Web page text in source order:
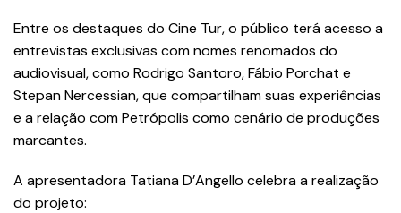
Entre os destaques do Cine Tur, o público terá acesso a
entrevistas exclusivas com nomes renomados do
audiovisual, como Rodrigo Santoro, Fábio Porchat e
Stepan Nercessian, que compartilham suas experiências
e a relação com Petrópolis como cenário de produções
marcantes.
A apresentadora Tatiana D’Angello celebra a realização
do projeto: